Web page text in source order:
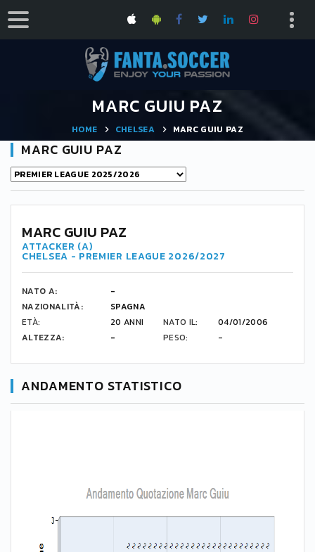
MARC GUIU PAZ
HOME CHELSEA MARC GUIU PAZ
MARC GUIU PAZ
MARC GUIU PAZ
ATTACKER (A)
CHELSEA - PREMIER LEAGUE 2026/2027
NATO A:
-
NAZIONALITÀ:
SPAGNA
ETÀ:
20 ANNI NATO IL:
04/01/2006
ALTEZZA:
- PESO: -
ANDAMENTO STATISTICO